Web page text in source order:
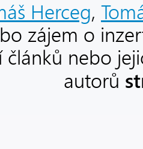
Herceg,
zájem o
článků nebo
autorů